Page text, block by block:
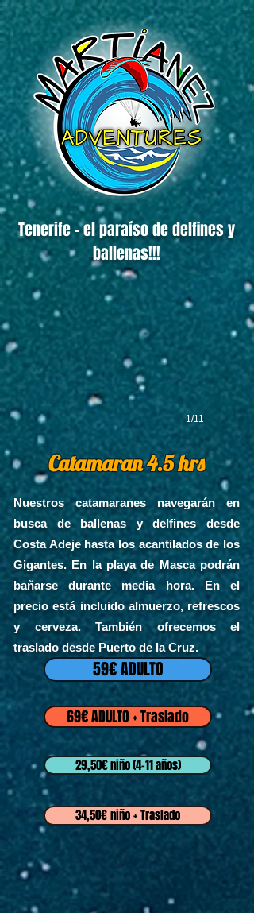
Tenerife - el paraíso de delfines y
ballenas!!!
1/11
Catamaran 4.5 hrs
Nuestros catamaranes navegarán en
busca de ballenas y delfines desde
Costa Adeje hasta los acantilados de los
Gigantes. En la playa de Masca podrán
bañarse durante media hora. En el
precio está incluido almuerzo, refrescos
y cerveza. También ofrecemos el
traslado desde Puerto de la Cruz.
59€ ADULTO
69€ ADULTO + Traslado
29,50€ niño (4-11 años)
34,50€ niño + Traslado